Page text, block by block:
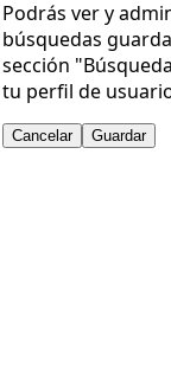
Podrás ver y
búsquedas
sección
tu perfil de
Cancelar Guardar